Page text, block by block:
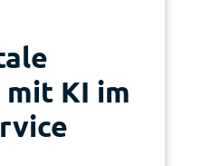
KI im